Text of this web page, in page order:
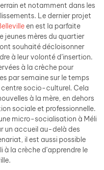
et notamment dans les
Le dernier projet
en est la parfaite
jeunes mères du quartier
souhaité décloisonner
à leur volonté d’insertion.
à la crèche pour
par semaine sur le temps
socio-culturel. Cela
à la mère, en dehors
sociale et professionnelle.
micro-socialisation à Méli
un accueil au-delà des
il est aussi possible
à la crèche d’apprendre le